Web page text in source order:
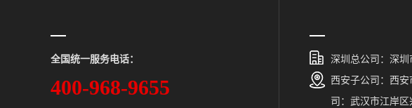
全国统一服务电话：
400-968-9655
深圳总公司：深圳
西安子公司：西安
司：武汉市江岸区